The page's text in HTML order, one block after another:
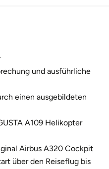
und ausführliche
einen ausgebildeten
A109 Helikopter
Airbus A320 Cockpit
über den Reiseflug bis